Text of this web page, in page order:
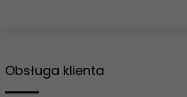
Obsługa klienta